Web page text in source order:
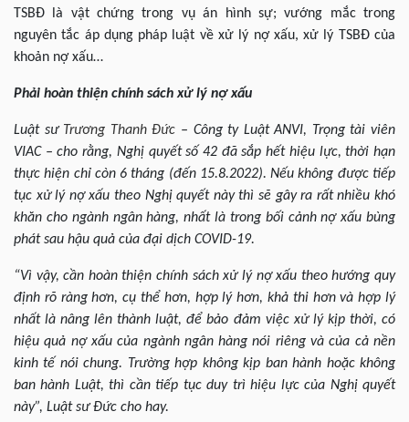
TSBĐ là vật chứng trong vụ án hình sự; vướng mắc trong
nguyên tắc áp dụng pháp luật về xử lý nợ xấu, xử lý TSBĐ của
khoản nợ xấu…
Phải hoàn thiện chính sách xử lý nợ xấu
Luật sư Trương Thanh Đức – Công ty Luật ANVI, Trọng tài viên
VIAC – cho rằng, Nghị quyết số 42 đã sắp hết hiệu lực, thời hạn
thực hiện chỉ còn 6 tháng (đến 15.8.2022). Nếu không được tiếp
tục xử lý nợ xấu theo Nghị quyết này thì sẽ gây ra rất nhiều khó
khăn cho ngành ngân hàng, nhất là trong bối cảnh nợ xấu bùng
phát sau hậu quả của đại dịch COVID-19.
“Vì vậy, cần hoàn thiện chính sách xử lý nợ xấu theo hướng quy
định rõ ràng hơn, cụ thể hơn, hợp lý hơn, khả thi hơn và hợp lý
nhất là nâng lên thành luật, để bảo đảm việc xử lý kịp thời, có
hiệu quả nợ xấu của ngành ngân hàng nói riêng và của cả nền
kinh tế nói chung. Trường hợp không kịp ban hành hoặc không
ban hành Luật, thì cần tiếp tục duy trì hiệu lực của Nghị quyết
này”, Luật sư Đức cho hay.